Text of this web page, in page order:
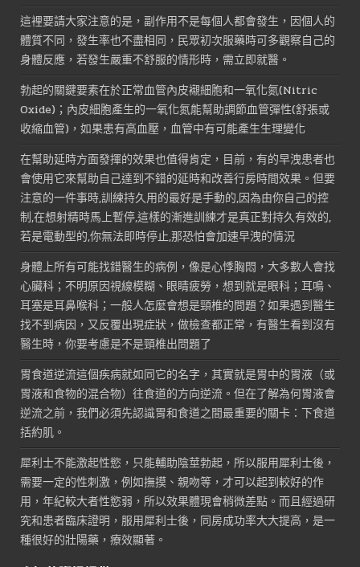
這裡要請大家注意的是，副作用不是每個人都會發生，因個人的
體質不同，發生率也不盡相同，民眾初次服藥時可多觀察自己的
身體反應，若發生嚴重不舒服的情形時，需立即就醫。
勃起的關鍵要素在於正常血管內皮襯細胞和一氧化氮(Nitric
Oxide)；內皮細胞產生的一氧化氮能幫助調節血管彈性(舒張或
收縮血管)，如果患有高血壓，血管中有可能產生生理變化
在幫助延時方面發揮的效果也值得肯定，目前，有的早洩患者也
會使用它來幫助自己達到不錯的延時和改善行房時間效果。但要
注意的一件事時,訓練持久用的最好是手動的,因為由你自己的控
制,在想射精時馬上暫停,這樣的漸進訓練才是真正對持久有效的,
若是電動型的,你無法即時停止,那恐怕會加速早洩的情況
身體上所有可能找錯醫生的病例，像是心悸胸悶，大多數人會找
心臟科；不明原因視線模糊、眼睛疲勞，想到就是眼科；耳鳴、
耳塞是耳鼻喉科；一般人怎麼會想是頸椎的問題？如果遇到醫生
找不到病因，又反覆出現症狀，做檢查都正常，有醫生看到沒有
醫生時，你要考慮是不是頸椎出問題了
胃食道逆流這個疾病就如同它的名字，其實就是胃中的胃液（或
胃液和食物的混合物）往食道的方向逆流。但在了解為何胃液會
逆流之前，我們必須先認識胃和食道之間最重要的關卡：下食道
括約肌。
犀利士不能激起性慾，只能輔助陰莖勃起，所以服用犀利士後，
需要一定的性刺激，例如撫摸、親吻等，才可以起到較好的作
用，年紀較大者性慾弱，所以效果體現會稍微差點。而且經過研
究和患者臨床證明，服用犀利士後，同房成功率大大提高，是一
種很好的壯陽藥，療效顯著。